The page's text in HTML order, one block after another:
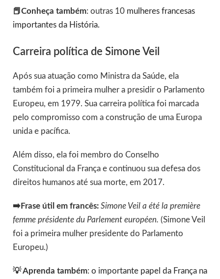
📕Conheça também: outras 10 mulheres francesas
importantes da História.
Carreira política de Simone Veil
Após sua atuação como Ministra da Saúde, ela
também foi a primeira mulher a presidir o Parlamento
Europeu, em 1979. Sua carreira política foi marcada
pelo compromisso com a construção de uma Europa
unida e pacífica.
Além disso, ela foi membro do Conselho
Constitucional da França e continuou sua defesa dos
direitos humanos até sua morte, em 2017.
➡️Frase útil em francês: Simone Veil a été la première
femme présidente du Parlement européen. (Simone Veil
foi a primeira mulher presidente do Parlamento
Europeu.)
💡 Aprenda também: o importante papel da França na